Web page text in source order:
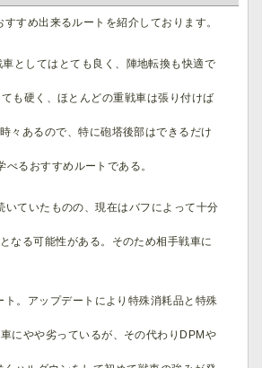
すめ出来るルートを紹介しております。
としてはとても良く、陣地転換も快適で
も硬く、ほとんどの重戦車は張り付けば
々あるので、特に砲塔後部はできるだけ
るおすすめルートである。
ていたものの、現在はバフによって十分
なる可能性がある。そのため相手戦車に
。アップデートにより特殊消耗品と特殊
にやや劣っているが、その代わりDPMや